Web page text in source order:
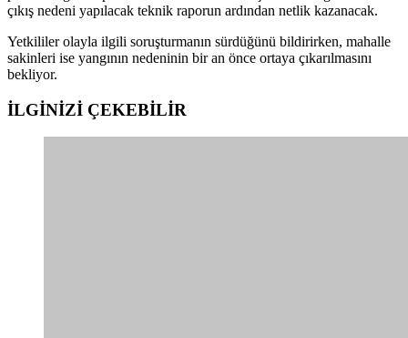
çıkış nedeni yapılacak teknik raporun ardından netlik kazanacak.
Yetkililer olayla ilgili soruşturmanın sürdüğünü bildirirken, mahalle
sakinleri ise yangının nedeninin bir an önce ortaya çıkarılmasını
bekliyor.
İLGİNİZİ ÇEKEBİLİR